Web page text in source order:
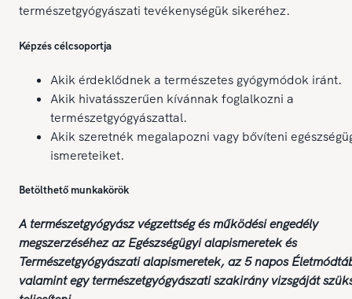
természetgyógyászati tevékenységük sikeréhez.
Képzés célcsoportja
Akik érdeklődnek a természetes gyógymódok iránt.
Akik hivatásszerűen kívánnak foglalkozni a
természetgyógyászattal.
Akik szeretnék megalapozni vagy bővíteni
ismereteiket.
Betölthető munkakörök
A természetgyógyász végzettség és működési engedély
megszerzéséhez az Egészségügyi alapismeretek és
Természetgyógyászati alapismeretek, az 5 napos
valamint egy természetgyógyászati szakirány vizsgáját